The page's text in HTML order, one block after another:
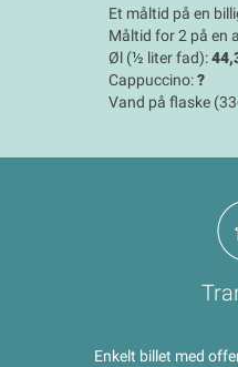
Et måltid på en
Måltid for 2 på en
Øl (½ liter fad):
Cappuccino:?
Vand på flaske
Enkelt billet med